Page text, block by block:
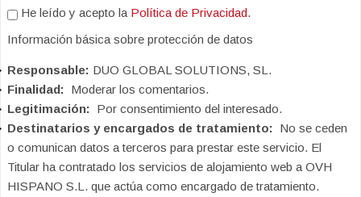
He leído y acepto la Política de Privacidad.
Información básica sobre protección de datos
Responsable: DUO GLOBAL SOLUTIONS, SL.
Finalidad: Moderar los comentarios.
Legitimación: Por consentimiento del interesado.
Destinatarios y encargados de tratamiento: No se ceden
o comunican datos a terceros para prestar este servicio. El
Titular ha contratado los servicios de alojamiento web a OVH
HISPANO S.L. que actúa como encargado de tratamiento.